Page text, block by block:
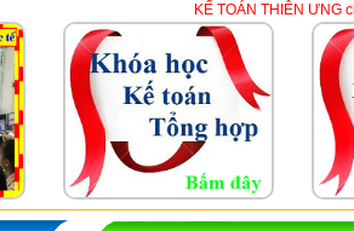
KẾ TOÁN THIÊN ƯNG chuyên dạy